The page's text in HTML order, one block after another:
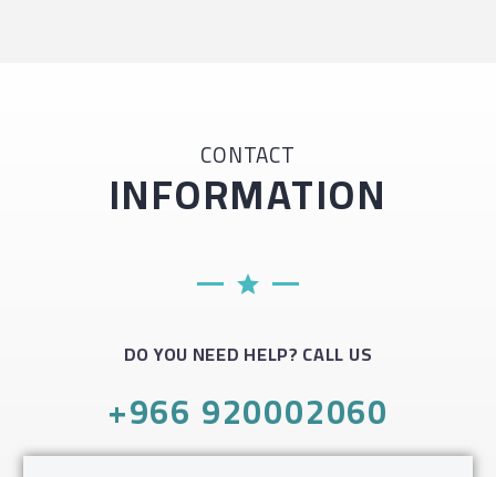
CONTACT
INFORMATION
DO YOU NEED HELP? CALL US
+966 920002060